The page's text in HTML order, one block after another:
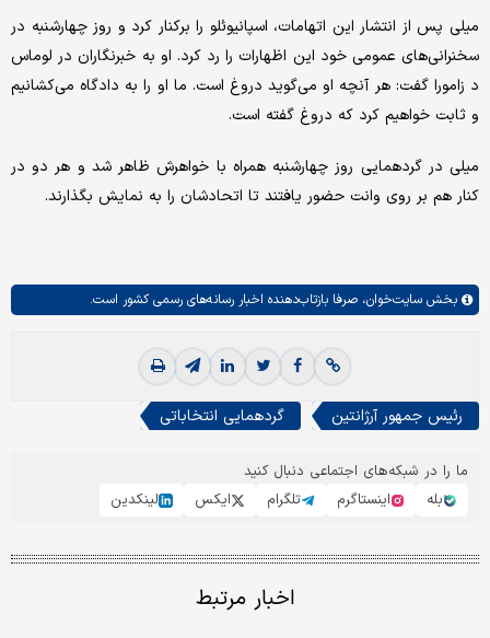
میلی پس از انتشار این اتهامات، اسپانیوئلو را برکنار کرد و روز چهارشنبه در
سخنرانی‌های عمومی خود این اظهارات را رد کرد. او به خبرنگاران در لوماس
د زامورا گفت: هر آنچه او می‌گوید دروغ است. ما او را به دادگاه می‌کشانیم
و ثابت خواهیم کرد که دروغ گفته است.
میلی در گردهمایی روز چهارشنبه همراه با خواهرش ظاهر شد و هر دو در
کنار هم بر روی وانت حضور یافتند تا اتحادشان را به نمایش بگذارند.
بخش سایت‌خوان، صرفا بازتاب‌دهنده اخبار رسانه‌های رسمی کشور است.
رئیس جمهور آرژانتین گردهمایی انتخاباتی
ما را در شبکه‌های اجتماعی دنبال کنید
بله
اینستاگرم تلگرام ایکس لینکدین
اخبار مرتبط